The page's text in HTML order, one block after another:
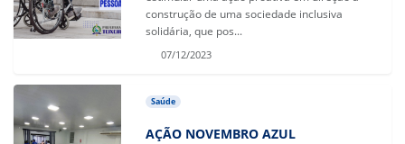
construção de uma sociedade inclusiva
solidária, que pos...
07/12/2023
Saúde
AÇÃO NOVEMBRO AZUL